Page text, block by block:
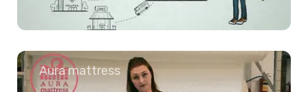
Aura mattress